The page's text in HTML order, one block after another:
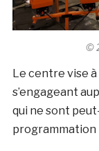
©
Le centre vise
s’engageant
qui ne sont
programmation